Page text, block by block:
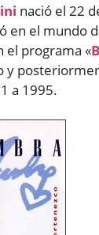
nació el 22
en el mundo
el programa «
y
a 1995.